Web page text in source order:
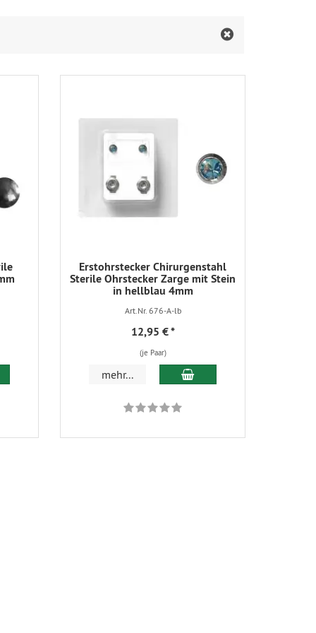
Warenkorb
Erstohrstecker Chirurgenstahl
Sterile Ohrstecker Zarge mit Stein
in hellblau 4mm
Art.Nr. 676-A-lb
12,95 €*
(je Paar)
mehr... In den Warenkorb